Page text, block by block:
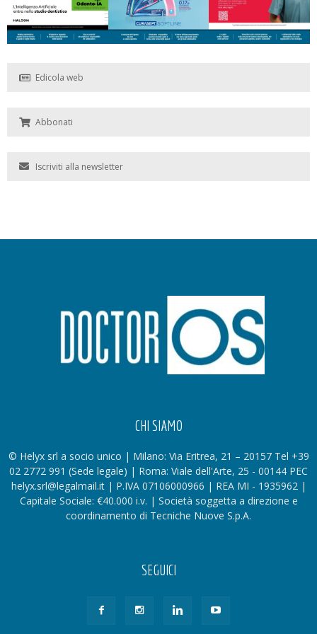
Edicola web
Abbonati
Iscriviti alla newsletter
CHI SIAMO
© Helyx srl a socio unico | Milano: Via Eritrea, 21 – 20157 Tel +39
02 2772 991 (Sede legale) | Roma: Viale dell'Arte, 25 - 00144 PEC
helyx.srl@legalmail.it | P.IVA 07106000966 | REA MI - 1935962 |
Capitale Sociale: €40.000 i.v. | Società soggetta a direzione e
coordinamento di Tecniche Nuove S.p.A.
SEGUICI